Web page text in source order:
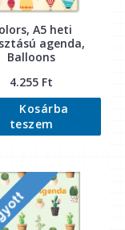
A5 heti
agenda,
Balloons
4.255 Ft
Kosárba
teszem